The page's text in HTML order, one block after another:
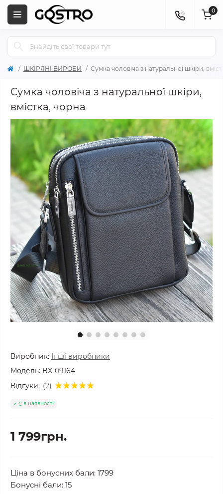
0
ШКІРЯНІ ВИРОБИ Сумка чоловіча з натуральної шкіри,
Сумка чоловіча з натуральної шкіри,
вмістка, чорна
Виробник: Інші виробники
Модель: BX-09164
Відгуки: (2)
Є в наявності
1 799грн.
Ціна в бонусних бали: 1799
Бонусні бали: 15